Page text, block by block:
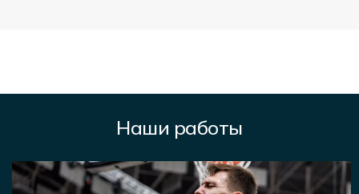
Наши работы